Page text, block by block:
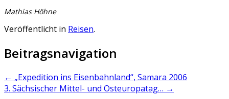
Mathias Höhne
Veröffentlicht in Reisen.
Beitragsnavigation
← „Expedition ins Eisenbahnland“, Samara 2006
3. Sächsischer Mittel- und Osteuropatag… →